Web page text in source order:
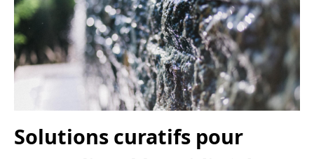
Solutions curatifs pour